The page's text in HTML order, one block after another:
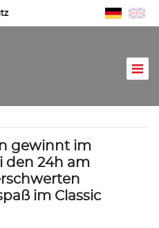
gewinnt im
den 24h am
im Classic